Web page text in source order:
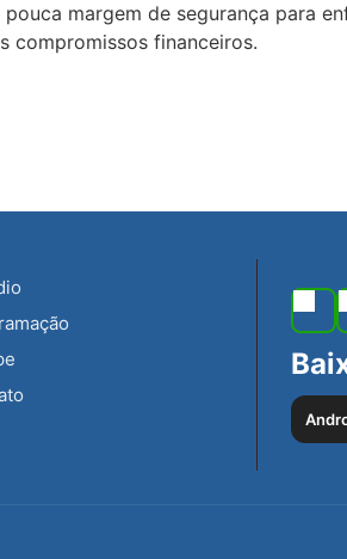
margem de segurança para
compromissos financeiros.